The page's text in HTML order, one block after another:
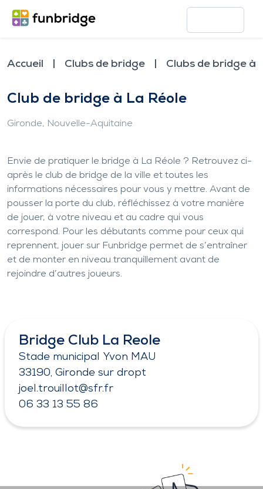
Accueil Clubs de bridge Clubs de bridge à
Club de bridge à La Réole
Gironde, Nouvelle-Aquitaine
Envie de pratiquer le bridge à La Réole ? Retrouvez ci-
après le club de bridge de la ville et toutes les
informations nécessaires pour vous y mettre. Avant de
pousser la porte du club, réfléchissez à votre manière
de jouer, à votre niveau et au cadre qui vous
correspond. Pour les débutants comme pour ceux qui
reprennent, jouer sur Funbridge permet de s’entraîner
et de monter en niveau tranquillement avant de
rejoindre d’autres joueurs.
Bridge Club La Reole
Stade municipal Yvon MAU
33190, Gironde sur dropt
joel.trouillot@sfr.fr
06 33 13 55 86